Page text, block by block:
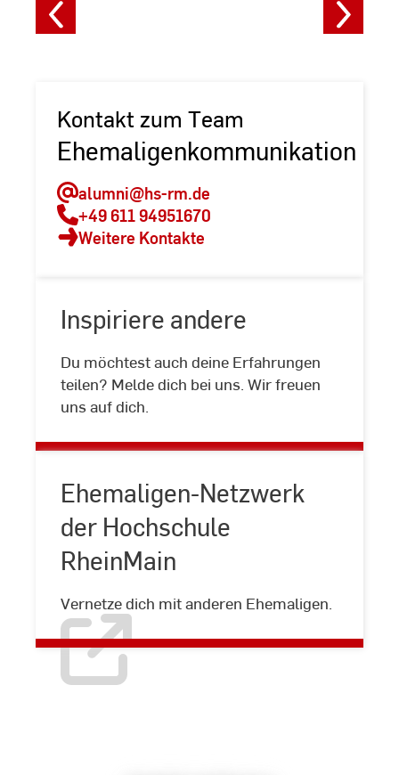
Fotodaten
anzeigen
Kontakt zum Team
Ehemaligenkommunikation
alumni@hs-rm.de
+49 611 94951670
Weitere Kontakte
Inspiriere andere
Du möchtest auch deine Erfahrungen
teilen? Melde dich bei uns. Wir freuen
uns auf dich.
Inspiriere
andere
Ehemaligen-Netzwerk
der Hochschule
RheinMain
Vernetze dich mit anderen Ehemaligen.
der
RheinMain